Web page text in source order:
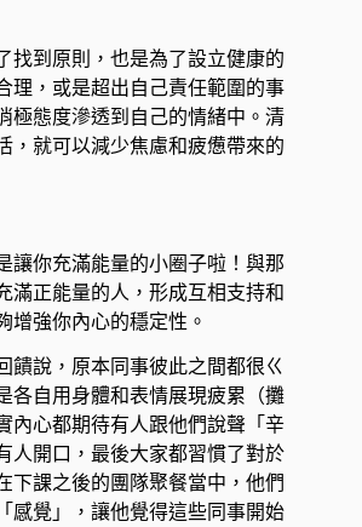
找到原則，也是為了設立健康的
理，或是超出自己責任範圍的事
極態度滲透到自己的情緒中。清
，就可以減少焦慮和疲憊帶來的
讓你充滿能量的小圈子啦！與那
滿正能量的人，形成互相支持和
增強你內心的穩定性。
饋說，原本同事彼此之間都很ㄍ
各自用身體和表情展現疲累（攤
內心都期待有人跟他們說聲「辛
人開口，最後大家都習慣了對於
下課之後的團隊聚餐當中，他們
感覺」，讓他覺得這些同事開始